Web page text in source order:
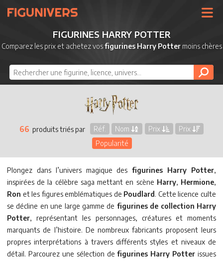
UNIVERS
LICENCES
NOUVEAUTÉS
DERNIERS AJOUTS
FIGURINES HARRY POTTER
Comparez les prix et achetez vosfigurines Harry Pottermoins chères
66 produits triés par Réf. Nom Prix
Prix
Popularité
Plongez dans l’univers magique desfigurines Harry Potter,
inspirées de la célèbre saga mettant en scène Harry, Hermione,
Ron et les figures emblématiques de Poudlard . Cette licence culte
se décline en une large gamme de figurines de collection Harry
Potter, représentant les personnages, créatures et moments
marquants de l’histoire. De nombreux fabricants proposent leurs
propres interprétations à travers différents styles et niveaux de
détail. Parcourez une sélection defigurines Harry Potter issues